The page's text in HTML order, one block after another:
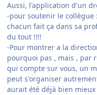
Aussi, l'application d'un
-pour soutenir le collègue
chacun fait ça dans sa
du tout !!!!
-Pour montrer a la
pourquoi pas , mais , par
qui compte sur vous, un
peut s'organiser
aurait été déjà bien mieux